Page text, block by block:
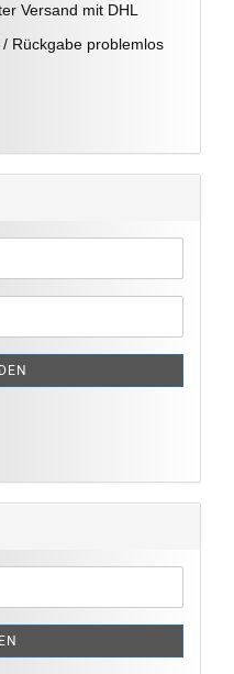
Versand mit DHL
Rückgabe problemlos